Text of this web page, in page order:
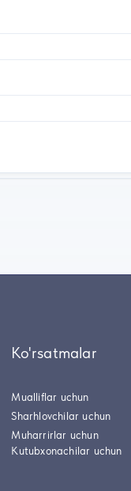
Ko'rsatmalar
Mualliflar uchun
Sharhlovchilar uchun
Muharrirlar uchun
Kutubxonachilar uchun